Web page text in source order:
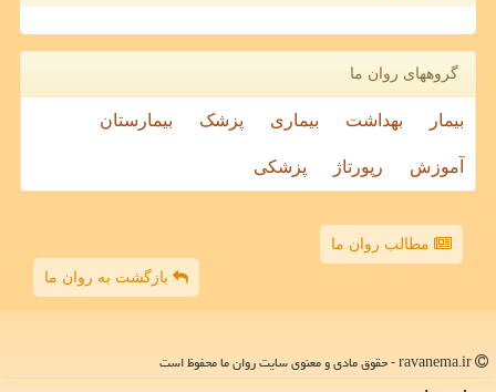
گروههای روان ما
بیمار بهداشت بیماری پزشک بیمارستان
آموزش رپورتاژ پزشکی
مطالب روان ما
بازگشت به روان ما